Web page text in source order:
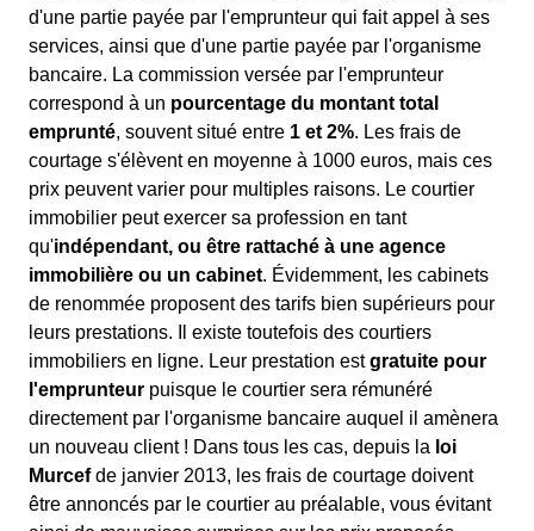
d'une partie payée par l'emprunteur qui fait appel à ses
services, ainsi que d'une partie payée par l'organisme
bancaire. La commission versée par l'emprunteur
correspond à un pourcentage du montant total
emprunté, souvent situé entre 1 et 2%. Les frais de
courtage s'élèvent en moyenne à 1000 euros, mais ces
prix peuvent varier pour multiples raisons. Le courtier
immobilier peut exercer sa profession en tant
qu'indépendant, ou être rattaché à une agence
immobilière ou un cabinet. Évidemment, les cabinets
de renommée proposent des tarifs bien supérieurs pour
leurs prestations. Il existe toutefois des courtiers
immobiliers en ligne. Leur prestation estgratuite pour
l'emprunteur puisque le courtier sera rémunéré
directement par l'organisme bancaire auquel il amènera
un nouveau client ! Dans tous les cas, depuis la loi
Murcefde janvier 2013, les frais de courtage doivent
être annoncés par le courtier au préalable, vous évitant